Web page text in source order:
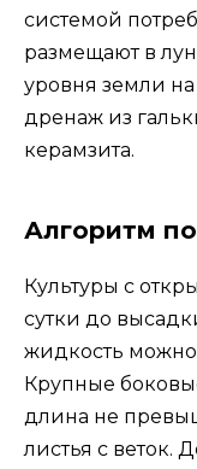
системой
размещают в
уровня земли
дренаж из
керамзита.
Алгоритм
Культуры с
сутки до
жидкость можно
Крупные
длина не
листья с веток.